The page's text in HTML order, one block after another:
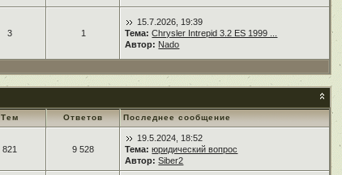
3 1
15.7.2026, 19:39
Тема: Chrysler Intrepid 3.2 ES 1999 ...
Автор: Nado
Тем Ответов Последнее сообщение
821 9 528
19.5.2024, 18:52
Тема: юридический вопрос
Автор: Siber2